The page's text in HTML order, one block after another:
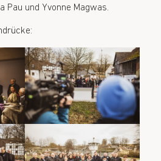
Pau und Yvonne Magwas.